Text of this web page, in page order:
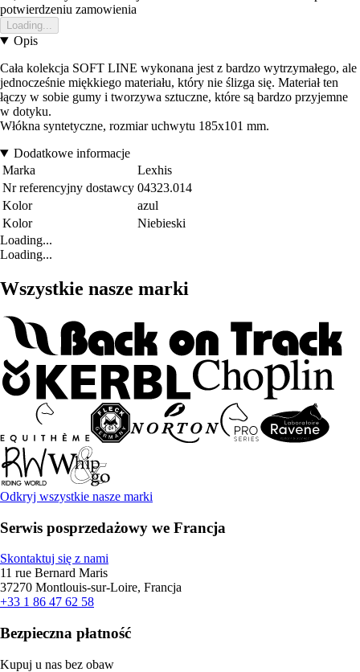
potwierdzeniu zamowienia
Loading...
Opis
Cała kolekcja SOFT LINE wykonana jest z bardzo wytrzymałego, ale
jednocześnie miękkiego materiału, który nie ślizga się. Materiał ten
łączy w sobie gumy i tworzywa sztuczne, które są bardzo przyjemne
w dotyku.
Włókna syntetyczne, rozmiar uchwytu 185x101 mm.
Dodatkowe informacje
Marka
Lexhis
Nr referencyjny dostawcy 04323.014
Kolor
azul
Kolor
Niebieski
Loading...
Loading...
Wszystkie nasze marki
Odkryj wszystkie nasze marki
Serwis posprzedażowy we Francja
Skontaktuj się z nami
11 rue Bernard Maris
37270 Montlouis-sur-Loire, Francja
+33 1 86 47 62 58
Bezpieczna płatność
Kupuj u nas bez obaw